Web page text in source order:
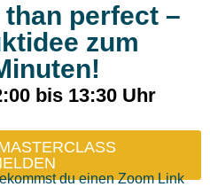
perfect –
zum
bis 13:30 Uhr
du einen Zoom Link